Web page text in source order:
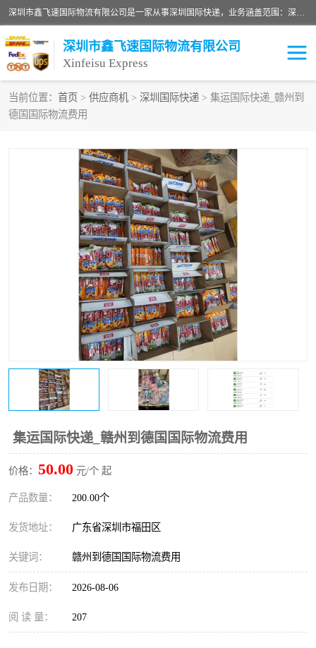
深圳市鑫飞速国际物流有限公司是一家从事深圳国际快递，业务涵盖范围：深圳DHL国际快递、深圳国际快递公司、深圳国际物流公司、深圳国际快递、深圳DHL国际快递电话可拨打全国服务热线：15019287411。欢迎各位亲来人来电到我司洽谈合作。
深圳市鑫飞速国际物流有限公司
Xinfeisu Express
当前位置： 首页 > 供应商机 > 深圳国际快递 > 集运国际快递_赣州到
德国国际物流费用
集运国际快递_赣州到德国国际物流费用
价格： 50.00 元/个 起
产品数量： 200.00个
发货地址： 广东省深圳市福田区
关键词： 赣州到德国国际物流费用
发布日期： 2026-08-06
阅 读 量： 207
联邦快递
巴西快递
深圳DHL国际快递 伊朗快递
UPS国际快递 深圳国际快递公司
深圳国际物流公司 深圳国际快递电话
DHL国际快递电话 深圳国际快递
新能源电池出口物流